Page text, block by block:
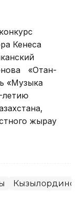
конкурс
Кенеса
«Отан-
«Музыка
летию
жырау